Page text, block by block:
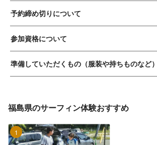
予約締め切りについて
参加資格について
準備していただくもの（服装や持ちものなど）
福島県のサーフィン体験おすすめ
1位